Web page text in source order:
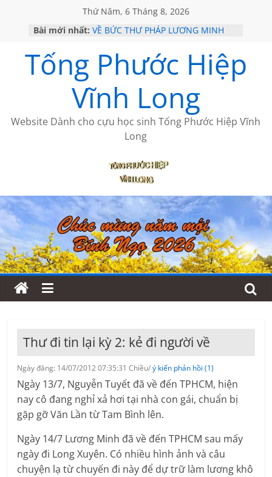
Thứ Năm, 6 Tháng 8, 2026
Bài mới nhất: VỀ BỨC THƯ PHÁP LƯƠNG MINH
HỌC SỬ HỒI XƯA
MỘT ĐỜI ĐI QUA NHỮNG TRANG
SÁCH
BẤT CHỢT CỦA CHÂU LỆ DUNG
CÀ PHÊ NGẮM NÚI
Tống Phước Hiệp
Vĩnh Long
Website Dành cho cựu học sinh Tống Phước Hiệp Vĩnh
Long
Thư đi tin lại kỳ 2: kẻ đi người về
Ngày đăng: 14/07/2012 07:35:31 Chiều/ý kiến phản hồi (1)
Ngày 13/7, Nguyễn Tuyết đã về đến TPHCM, hiện
nay cô đang nghỉ xả hơi tại nhà con gái, chuẩn bị
gặp gỡ Văn Lần từ Tam Bình lên.
Ngày 14/7 Lương Minh đã về đến TPHCM sau mấy
ngày đi Long Xuyên. Có nhiều hình ảnh và câu
chuyện lạ từ chuyến đi này để dự trữ làm lương khô